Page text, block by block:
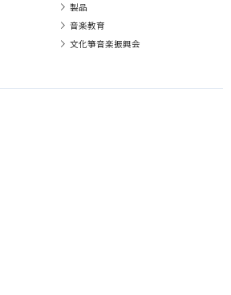
製品
音楽教育
文化箏音楽振興会